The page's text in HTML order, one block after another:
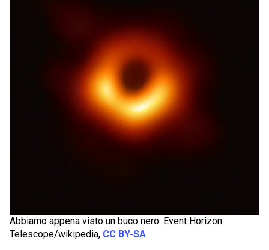
Abbiamo appena visto un buco nero. Event Horizon
Telescope/wikipedia, CC BY-SA